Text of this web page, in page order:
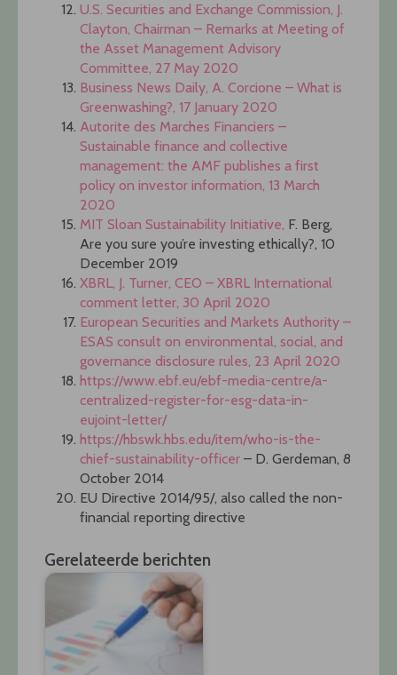
U.S. Securities and Exchange Commission, J.
Clayton, Chairman – Remarks at Meeting of
the Asset Management Advisory
Committee, 27 May 2020
Business News Daily, A. Corcione – What is
Greenwashing?, 17 January 2020
Autorite des Marches Financiers –
Sustainable finance and collective
management: the AMF publishes a first
policy on investor information, 13 March
2020
MIT Sloan Sustainability Initiative, F. Berg,
Are you sure you’re investing ethically?, 10
December 2019
XBRL, J. Turner, CEO – XBRL International
comment letter, 30 April 2020
European Securities and Markets Authority –
ESAS consult on environmental, social, and
governance disclosure rules, 23 April 2020
https://www.ebf.eu/ebf-media-centre/a-
centralized-register-for-esg-data-in-
eujoint-letter/
https://hbswk.hbs.edu/item/who-is-the-
chief-sustainability-officer – D. Gerdeman, 8
October 2014
EU Directive 2014/95/, also called the non-
financial reporting directive
Gerelateerde berichten